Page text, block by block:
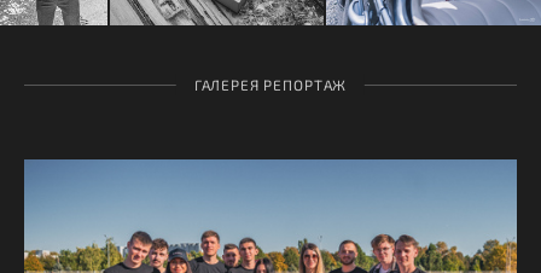
ГАЛЕРЕЯ РЕПОРТАЖ